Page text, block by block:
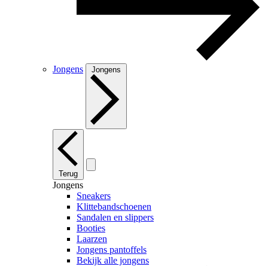
Jongens Jongens
Terug
Jongens
Sneakers
Klittebandschoenen
Sandalen en slippers
Booties
Laarzen
Jongens pantoffels
Bekijk alle jongens